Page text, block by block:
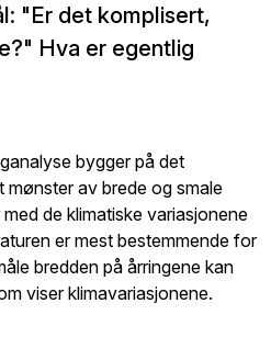
"Er det komplisert,
Hva er egentlig
bygger på det
av brede og smale
de klimatiske variasjonene
er mest bestemmende for
bredden på årringene kan
viser klimavariasjonene.